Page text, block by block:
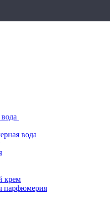
вода
крем
парфюмерия